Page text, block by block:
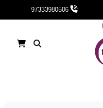
97333980506